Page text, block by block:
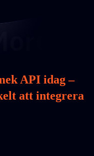
API idag –
att integrera